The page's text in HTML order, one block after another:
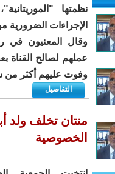
نظمتها
الإجراءات
وقال المعنيون في
عملهم لصالح القناة
وفوت عليهم أكثر من
التفاصيل
منتان تخلف ولد
الخصوصية